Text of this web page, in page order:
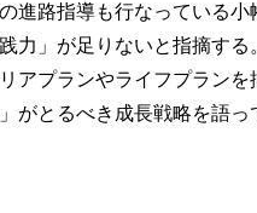
進路指導も行なっている小
力」が足りないと指摘する
アプランやライフプランを
がとるべき成長戦略を語っ